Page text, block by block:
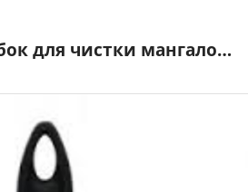
решеток, гриля (губка), нерж.сталь/пластик BOYSCOUT